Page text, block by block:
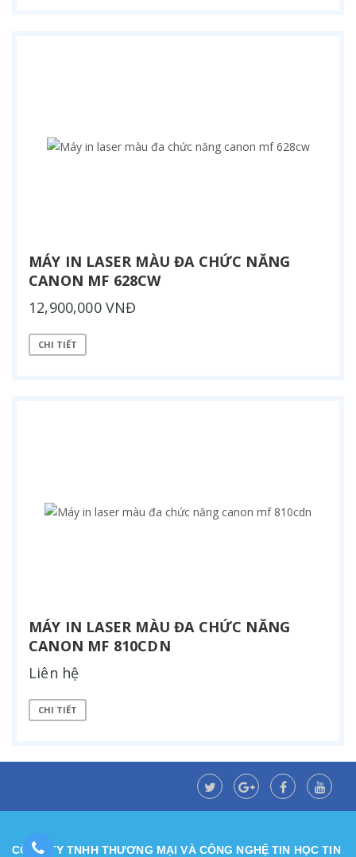
MÁY IN LASER MÀU ĐA CHỨC NĂNG
CANON MF 628CW
12,900,000 VNĐ
CHI TIẾT
MÁY IN LASER MÀU ĐA CHỨC NĂNG
CANON MF 810CDN
Liên hệ
CHI TIẾT
CÔNG TY TNHH THƯƠNG MẠI VÀ CÔNG NGHỆ TIN HỌC TIN